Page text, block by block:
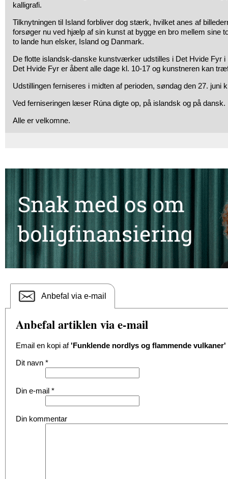
kalligrafi.
Tilknytningen til Island forbliver dog stærk, hvilket anes af
forsøger nu ved hjælp af sin kunst at bygge en bro mellem sine
to lande hun elsker, Island og Danmark.
De flotte islandsk-danske kunstværker udstilles i Det Hvide Fyr i
Det Hvide Fyr er åbent alle dage kl. 10-17 og kunstneren kan
Udstillingen ferniseres i midten af perioden, søndag den 27. juni
Ved ferniseringen læser Rúna digte op, på islandsk og på dansk.
Alle er velkomne.
Anbefal via e-mail
Anbefal artiklen via e-mail
Email en kopi af'Funklende nordlys og flammende vulkaner'
Dit navn *
Din e-mail *
Din kommentar